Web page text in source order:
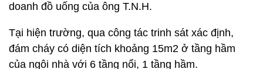
doanh đồ uống của ông T.N.H.
Tại hiện trường, qua công tác trinh sát xác định,
đám cháy có diện tích khoảng 15m2 ở tầng hầm
của ngôi nhà với 6 tầng nổi, 1 tầng hầm.